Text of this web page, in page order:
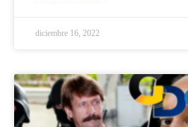
diciembre 16, 2022